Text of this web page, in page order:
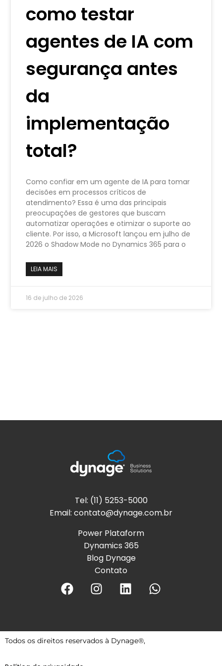
como testar
agentes de IA com
segurança antes
da
implementação
total?
Como confiar em um agente de IA para tomar
decisões em processos críticos de
atendimento? Essa é uma das principais
preocupações de gestores que buscam
automatizar operações e otimizar o suporte ao
cliente. Por isso, a Microsoft lançou em julho de
2026 o Shadow Mode no Dynamics 365 para o
LEIA MAIS
16 de julho de 2026
Tel: (11) 5253-5000
Email: contato@dynage.com.br
Power Plataform
Dynamics 365
Blog Dynage
Contato
Todos os direitos reservados à Dynage®,